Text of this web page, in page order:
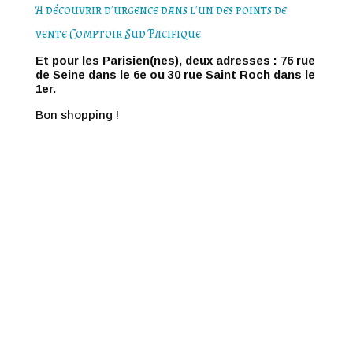
A découvrir d’urgence dans l’un des points de
vente Comptoir Sud Pacifique
Et pour les Parisien(nes), deux adresses : 76 rue
de Seine dans le 6e ou 30 rue Saint Roch dans le
1er.
Bon shopping !